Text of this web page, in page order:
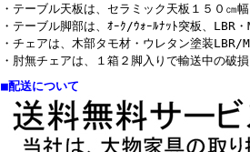
・テーブル天板は、セラミック天板１５０㎝
・テーブル脚部は、ｵｰｸ/ｳｫｰﾙﾅｯﾄ突板、LBR
・チェアは、木部タモ材・ウレタン塗装LBR/
・肘無チェアは、１箱２脚入りで輸送中の破
■配送について